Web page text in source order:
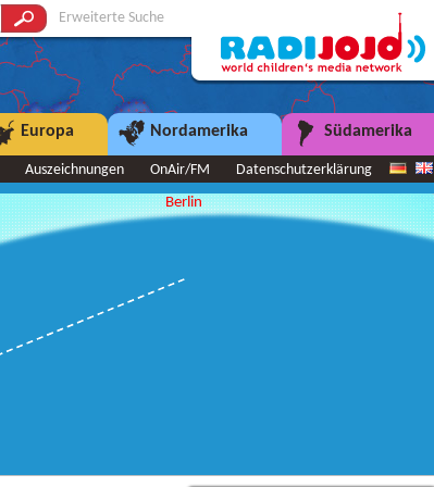
Erweiterte Suche
Europa Nordamerika Südamerika
Auszeichnungen OnAir/FM Datenschutzerklärung
Berlin